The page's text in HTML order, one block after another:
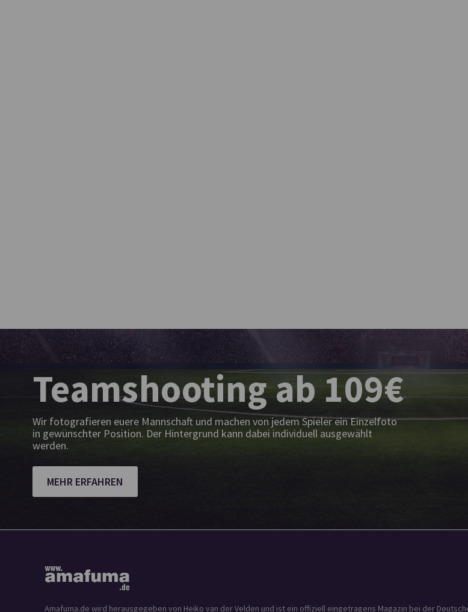
Teamshooting ab 109€
Wir fotografieren euere Mannschaft und machen von jedem Spieler ein Einzelfoto
in gewünschter Position. Der Hintergrund kann dabei individuell ausgewählt
werden.
MEHR ERFAHREN
Amafuma.de wird herausgegeben von Heiko van der Velden und ist ein offiziell eingetragens Magazin bei der